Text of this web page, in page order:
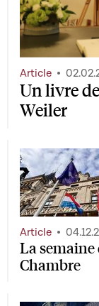
Un livre
Weiler
Article
La semaine
Chambre
Article